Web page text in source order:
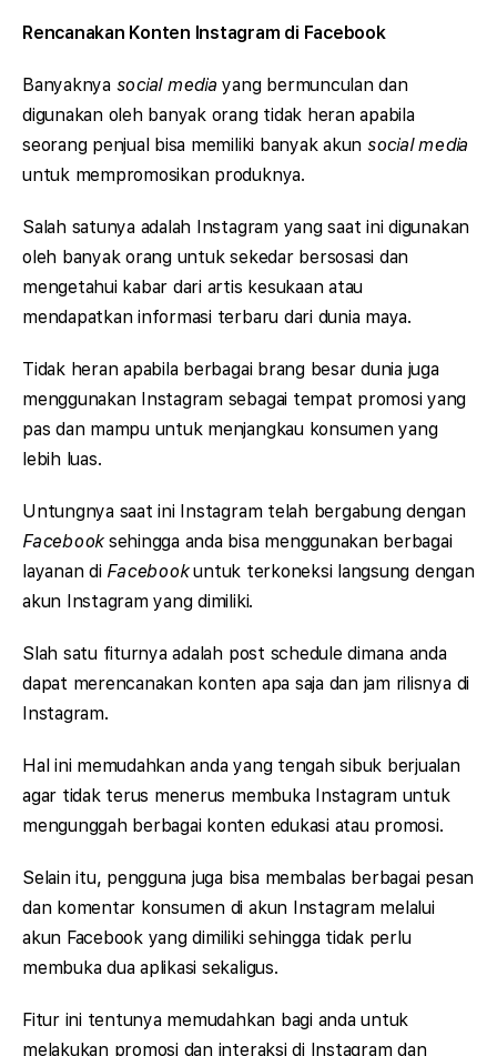
Rencanakan Konten Instagram di Facebook
Banyaknya social media yang bermunculan dan
digunakan oleh banyak orang tidak heran apabila
seorang penjual bisa memiliki banyak akun social media
untuk mempromosikan produknya.
Salah satunya adalah Instagram yang saat ini digunakan
oleh banyak orang untuk sekedar bersosasi dan
mengetahui kabar dari artis kesukaan atau
mendapatkan informasi terbaru dari dunia maya.
Tidak heran apabila berbagai brang besar dunia juga
menggunakan Instagram sebagai tempat promosi yang
pas dan mampu untuk menjangkau konsumen yang
lebih luas.
Untungnya saat ini Instagram telah bergabung dengan
Facebooksehingga anda bisa menggunakan berbagai
layanan di Facebookuntuk terkoneksi langsung dengan
akun Instagram yang dimiliki.
Slah satu fiturnya adalah post schedule dimana anda
dapat merencanakan konten apa saja dan jam rilisnya di
Instagram.
Hal ini memudahkan anda yang tengah sibuk berjualan
agar tidak terus menerus membuka Instagram untuk
mengunggah berbagai konten edukasi atau promosi.
Selain itu, pengguna juga bisa membalas berbagai pesan
dan komentar konsumen di akun Instagram melalui
akun Facebook yang dimiliki sehingga tidak perlu
membuka dua aplikasi sekaligus.
Fitur ini tentunya memudahkan bagi anda untuk
melakukan promosi dan interaksi di Instagram dan